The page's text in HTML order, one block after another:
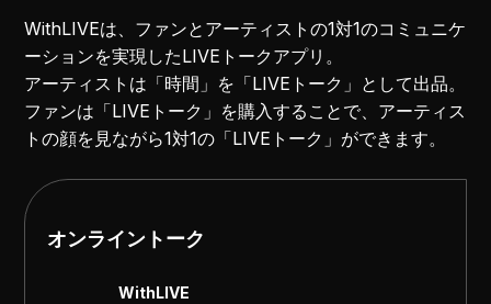
WithLIVEは、ファンとアーティストの1対1のコミュニケ
ーションを実現したLIVEトークアプリ。
アーティストは「時間」を「LIVEトーク」として出品。
ファンは「LIVEトーク」を購入することで、アーティス
トの顔を見ながら1対1の「LIVEトーク」ができます。
オンライントーク
WithLIVE